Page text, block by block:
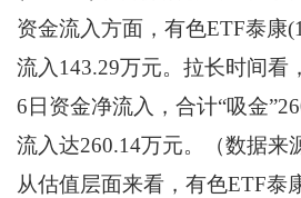
资金流入方面，有色ETF泰康
流入143.29万元。拉长时间看
6日资金净流入，合计“吸金
流入达260.14万元。（数据来
从估值层面来看，有色ETF泰